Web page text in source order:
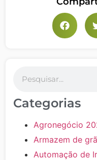
Categorias
Agronegócio
Armazem de
Automação de